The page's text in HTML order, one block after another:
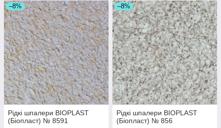
–8%
Рідкі шпалери BIOPLAST
(Біопласт) № 8591
–8%
Рідкі шпалери BIOPLAST
(Біопласт) № 856